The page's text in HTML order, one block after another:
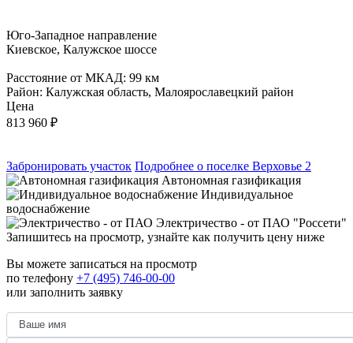
Юго-Западное направление
Киевское, Калужское шоссе
Расстояние от МКАД: 99 км
Район: Калужская область, Малоярославецкий район
Цена
813 960 ₽
Забронировать участок Подробнее о поселке Верховье 2
Автономная газификация
Индивидуальное
водоснабжение
Электричество - от ПАО "Россети"
Запишитесь на просмотр, узнайте как получить цену ниже
Вы можете записаться на просмотр
по телефону +7 (495) 746-00-00
или заполнить заявку